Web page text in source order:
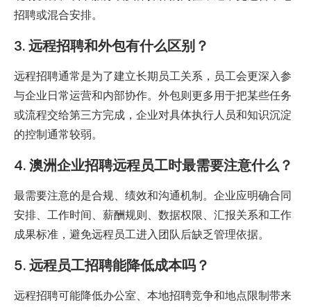
招聘或混合安排。
3. 远程招聘和外包有什么区别？
远程招聘通常是为了建立长期员工关系，员工会更深入参
与企业日常运营和内部协作。外包则更多用于把某些任务
或流程交给第三方完成，企业对具体执行人员和知识沉淀
的控制通常较弱。
4. 澳洲企业招聘远程员工时最需要注意什么？
最需要注意的是合规、绩效和沟通机制。企业应明确合同
安排、工作时间、薪酬规则、数据权限、汇报关系和工作
成果标准，避免远程员工进入团队后缺乏管理依据。
5. 远程员工招聘能降低成本吗？
远程招聘可能降低办公室、本地招聘竞争和地点限制带来